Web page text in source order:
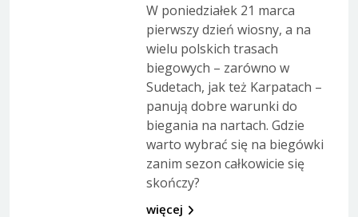
W poniedziałek 21 marca
pierwszy dzień wiosny, a na
wielu polskich trasach
biegowych – zarówno w
Sudetach, jak też Karpatach –
panują dobre warunki do
biegania na nartach. Gdzie
warto wybrać się na biegówki
zanim sezon całkowicie się
skończy?
więcej